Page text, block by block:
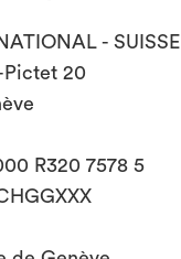
- SUISSE
Pictet 20
R320 7578 5